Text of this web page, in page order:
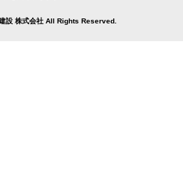
設 株式会社 All Rights Reserved.